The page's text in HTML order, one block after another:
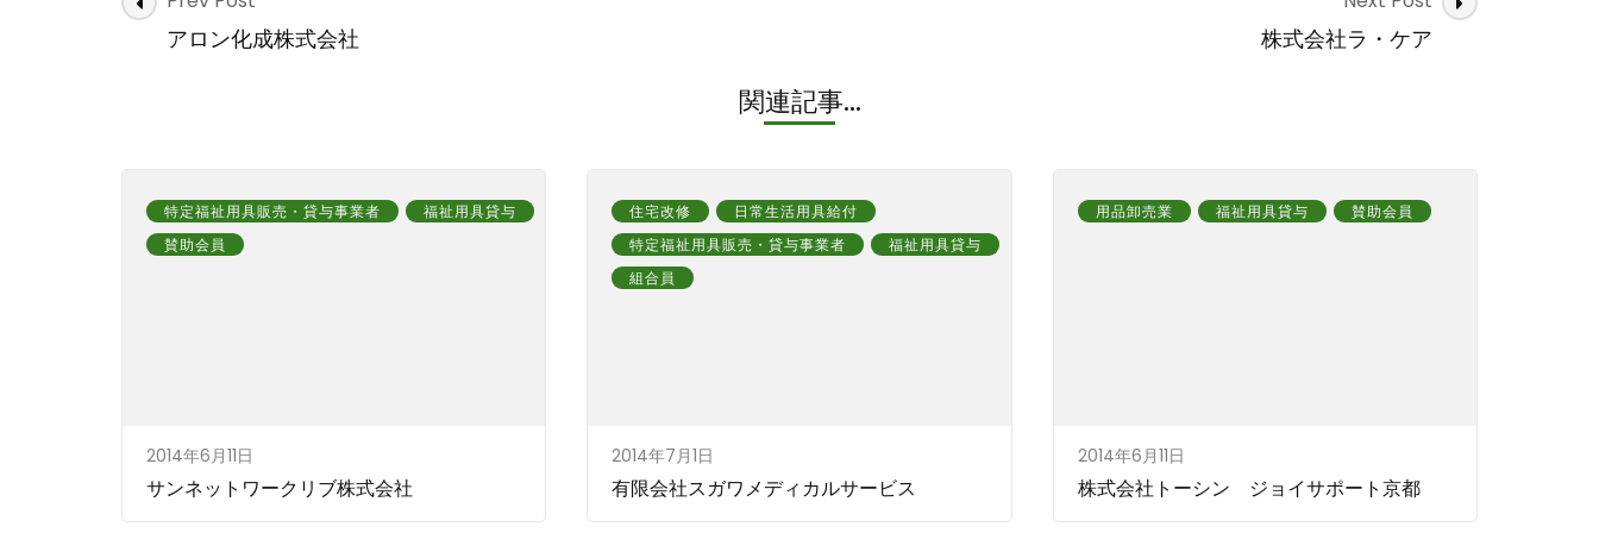
Navigation
アロン化成株式会社 株式会社ラ・ケア
関連記事...
特定福祉用具販売・貸与事業者
福祉用具貸与
賛助会員
2014年6月11日
サンネットワークリブ株式会社
住宅改修
日常生活用具給付
特定福祉用具販売・貸与事業者
福祉用具貸与
組合員
2014年7月1日
有限会社スガワメディカルサービス
用品卸売業 福祉用具貸与 賛助会員
2014年6月11日
株式会社トーシン ジョイサポート京都